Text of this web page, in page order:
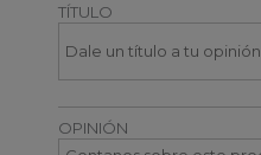
TÍTULO
OPINIÓN